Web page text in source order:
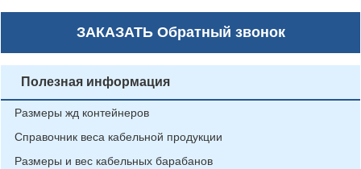
ЗАКАЗАТЬОбратный звонок
Полезная информация
Размеры жд контейнеров
Справочник веса кабельной продукции
Размеры и вес кабельных барабанов